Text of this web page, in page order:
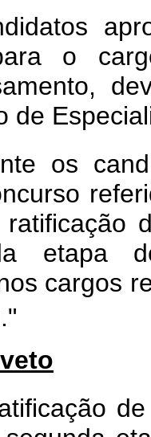
o
de
os
etapa
cargos